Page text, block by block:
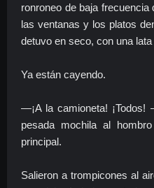
ronroneo de baja
las ventanas y los platos
detuvo en seco, con una
Ya están cayendo.
—¡A la camioneta!
pesada mochila al
principal.
Salieron a trompicones al